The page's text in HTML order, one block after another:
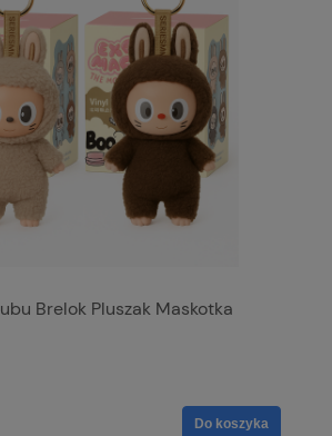
Brelok Pluszak Maskotka
Do koszyka